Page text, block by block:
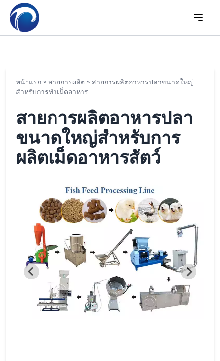
หน้าแรก » สายการผลิต » สายการผลิตอาหารปลาขนาดใหญ่
สำหรับการทำเม็ดอาหาร
สายการผลิตอาหารปลา
ขนาดใหญ่สำหรับการ
ผลิตเม็ดอาหารสัตว์